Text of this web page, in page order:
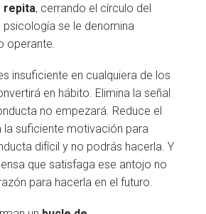
repita, cerrando el círculo del
psicología se le denomina
operante.
insuficiente en cualquiera de los
en hábito. Elimina la señal
no empezará. Reduce el
la suficiente motivación para
difícil y no podrás hacerla. Y
que satisfaga ese antojo no
para hacerla en el futuro.